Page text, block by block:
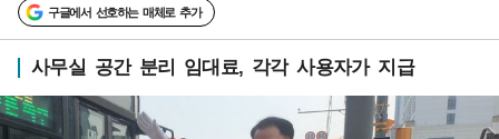
구글에서 선호하는 매체로 추가
사무실 공간 분리 임대료, 각각 사용자가 지급